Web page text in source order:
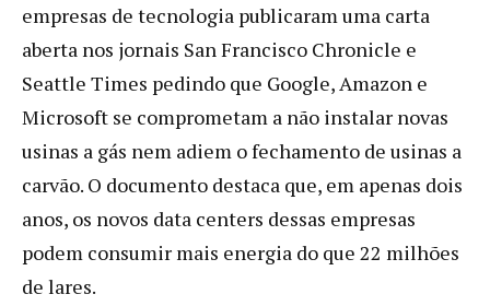
empresas de tecnologia publicaram uma carta
aberta nos jornais San Francisco Chronicle e
Seattle Times pedindo que Google, Amazon e
Microsoft se comprometam a não instalar novas
usinas a gás nem adiem o fechamento de usinas a
carvão. O documento destaca que, em apenas dois
anos, os novos data centers dessas empresas
podem consumir mais energia do que 22 milhões
de lares.